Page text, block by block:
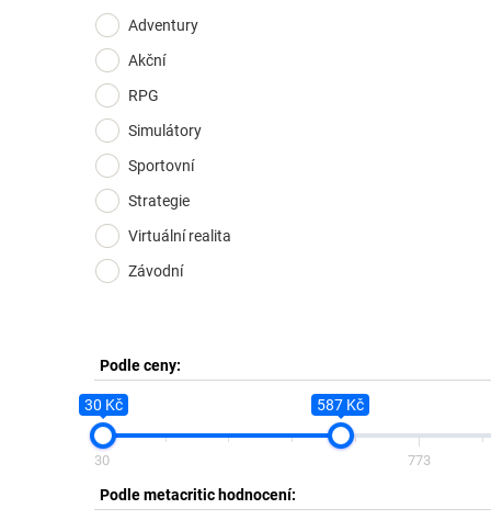
Adventury
Akční
RPG
Simulátory
Sportovní
Strategie
Virtuální realita
Závodní
Podle ceny:
30 Kč 587 Kč
30 773
Podle metacritic hodnocení: